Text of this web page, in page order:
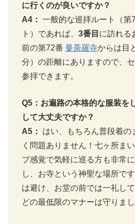
に行くのが良いですか？
A4： 一般的な巡拝ルート（第
ト）であれば、 3番目 に訪れる
前の第72番 曼荼羅寺からは目
分）の距離にありますので、
参拝できます。
Q5：お遍路の本格的な服装を
して大丈夫ですか？
A5：
はい、もちろん普段着の
く問題ありません！七ヶ所ま
ブ感覚で気軽に巡る方も非常
し、お寺という神聖な場所で
は避け、お堂の前では一礼し
どの最低限のマナーは守りまし